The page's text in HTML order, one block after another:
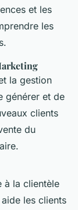
et les
les
la gestion
générer et de
clients
du
à la clientèle
les clients